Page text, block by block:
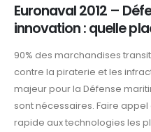
Euronaval 2012 –
innovation : quelle
90% des marchandises
contre la piraterie et les
majeur pour la Défense
sont nécessaires. Faire appel
rapide aux technologies les